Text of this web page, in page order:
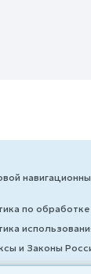
по
и Законы